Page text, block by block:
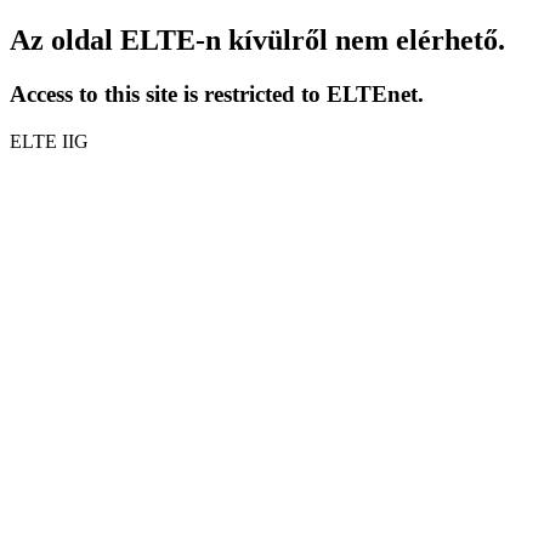
Az oldal ELTE-n kívülről nem elérhető.
Access to this site is restricted to ELTEnet.
ELTE IIG